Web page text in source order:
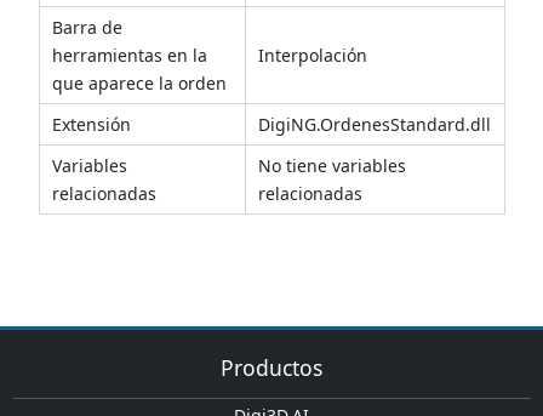
Barra de
herramientas en la
que aparece la orden
Interpolación
Extensión
DigiNG.OrdenesStandard.dll
Variables
relacionadas
No tiene variables
relacionadas
Productos